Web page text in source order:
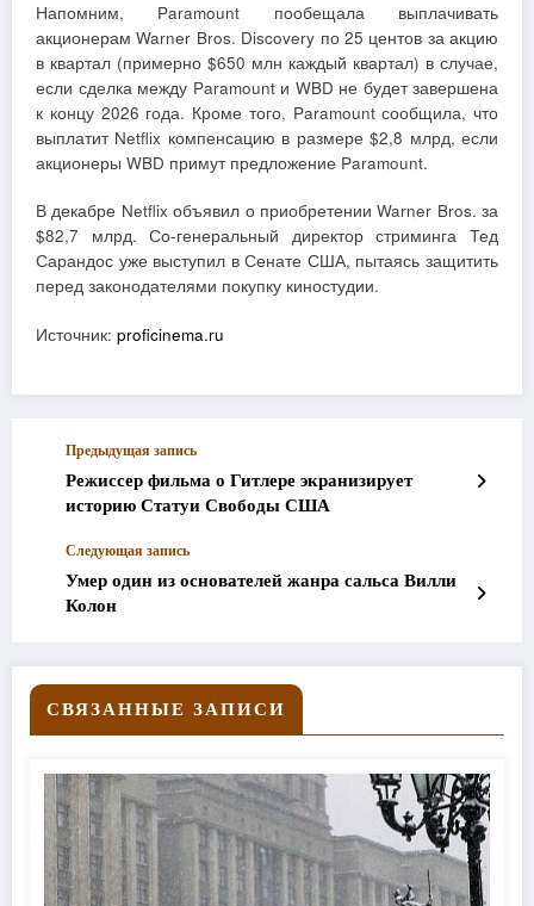
Напомним, Paramount пообещала выплачивать
акционерам Warner Bros. Discovery по 25 центов за акцию
в квартал (примерно $650 млн каждый квартал) в случае,
если сделка между Paramount и WBD не будет завершена
к концу 2026 года. Кроме того, Paramount сообщила, что
выплатит Netflix компенсацию в размере $2,8 млрд, если
акционеры WBD примут предложение Paramount.
В декабре Netflix объявил о приобретении Warner Bros. за
$82,7 млрд. Со-генеральный директор стриминга Тед
Сарандос уже выступил в Сенате США, пытаясь защитить
перед законодателями покупку киностудии.
Источник: proficinema.ru
Предыдущая запись
Режиссер фильма о Гитлере экранизирует
историю Статуи Свободы США
Следующая запись
Умер один из основателей жанра сальса Вилли
Колон
СВЯЗАННЫЕ ЗАПИСИ